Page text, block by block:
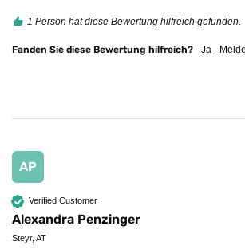
1 Person hat diese Bewertung hilfreich gefunden.
Fanden Sie diese Bewertung hilfreich? Ja
AP
Verified Customer
Alexandra Penzinger
Steyr, AT